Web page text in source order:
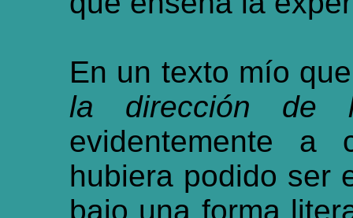
En un texto mío
la dirección de
evidentemente
hubiera podido ser
bajo una forma